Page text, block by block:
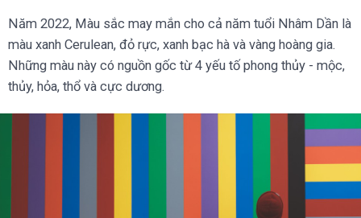
Năm 2022, Màu sắc may mắn cho cả năm tuổi Nhâm Dần là
màu xanh Cerulean, đỏ rực, xanh bạc hà và vàng hoàng gia.
Những màu này có nguồn gốc từ 4 yếu tố phong thủy - mộc,
thủy, hỏa, thổ và cực dương.